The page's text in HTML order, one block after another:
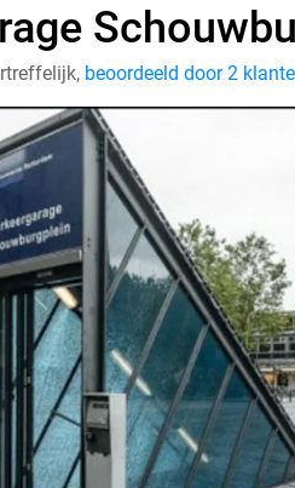
, beoordeeld door 2